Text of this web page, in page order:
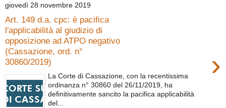
giovedì 28 novembre 2019
Art. 149 d.a. cpc: è pacifica
l'applicabilità al giudizio di
opposizione ad ATPO negativo
(Cassazione, ord. n°
30860/2019)
›
La Corte di Cassazione, con la recentissima
ordinanza n° 30860 del 26/11/2019, ha
definitivamente sancito la pacifica applicabilità
del...